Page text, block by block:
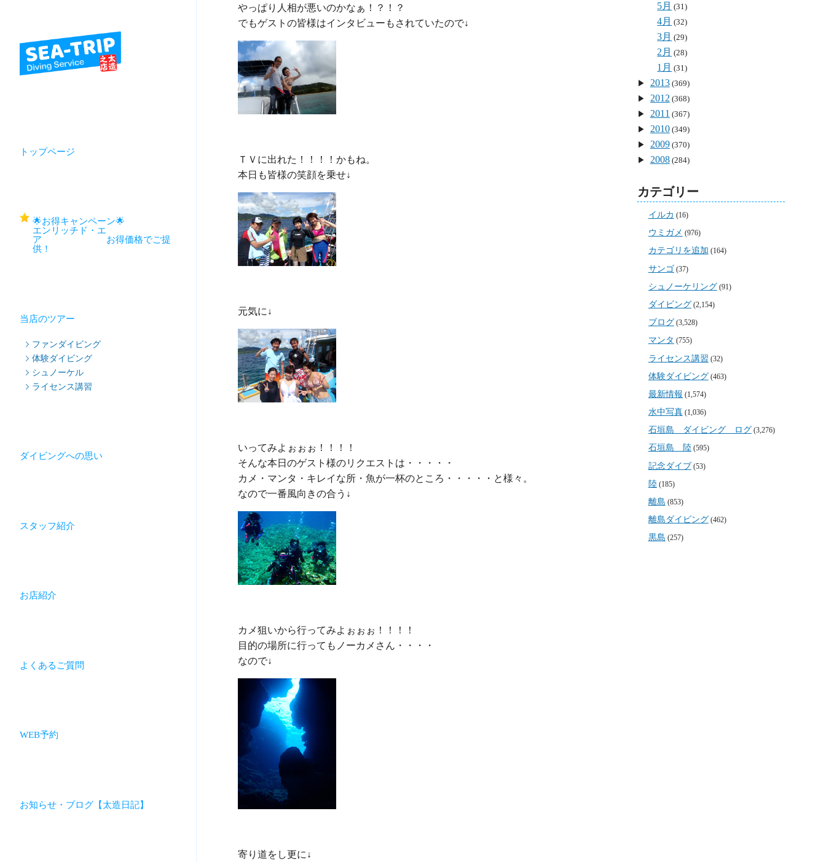
トップページ
🌟お得キャンペーン🌟
エンリッチド・エ
ア お得価格でご提
供！
当店のツアー
ファンダイビング
体験ダイビング
シュノーケル
ライセンス講習
ダイビングへの思い
スタッフ紹介
お店紹介
よくあるご質問
WEB予約
お知らせ・ブログ【太造日記】
やっぱり人相が悪いのかなぁ！？！？
ＴＶに出れた！！！！かもね。
いってみよぉぉぉ！！！！
そんな本日のゲスト様のリクエストは・・・・・
カメ・マンタ・キレイな所・魚が一杯のところ・・・・・と様々。
カメ狙いから行ってみよぉぉぉ！！！！
目的の場所に行ってもノーカメさん・・・・
5月 (31)
4月 (32)
3月 (29)
2月 (28)
1月 (31)
2013(369)
2012(368)
2011 (367)
2010(349)
2009(370)
2008(284)
カテゴリー
イルカ (16)
ウミガメ (976)
カテゴリを追加 (164)
サンゴ(37)
シュノーケリング(91)
ダイビング (2,154)
ブログ (3,528)
マンタ (755)
ライセンス講習 (32)
体験ダイビング(463)
最新情報 (1,574)
水中写真(1,036)
石垣島 ダイビング ログ (3,276)
石垣島 陸(595)
記念ダイブ (53)
陸(185)
離島 (853)
離島ダイビング (462)
黒島 (257)